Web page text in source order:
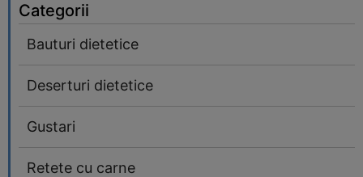
Categorii
Bauturi dietetice
Deserturi dietetice
Gustari
Retete cu carne